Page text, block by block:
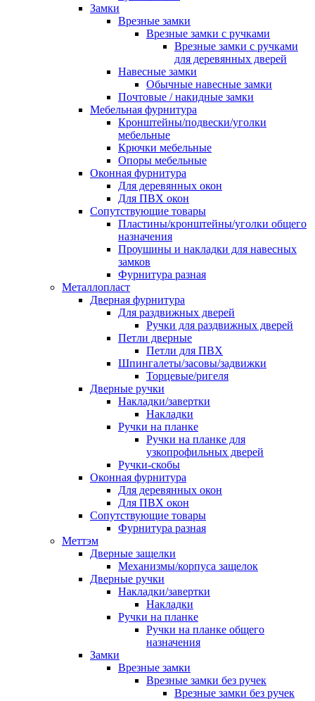
Замки
Врезные замки
Врезные замки с ручками
Врезные замки с ручками
для деревянных дверей
Навесные замки
Обычные навесные замки
Почтовые / накидные замки
Мебельная фурнитура
Кронштейны/подвески/уголки
мебельные
Крючки мебельные
Опоры мебельные
Оконная фурнитура
Для деревянных окон
Для ПВХ окон
Сопутствующие товары
Пластины/кронштейны/уголки общего
назначения
Проушины и накладки для навесных
замков
Фурнитура разная
Металлопласт
Дверная фурнитура
Для раздвижных дверей
Ручки для раздвижных дверей
Петли дверные
Петли для ПВХ
Шпингалеты/засовы/задвижки
Торцевые/ригеля
Дверные ручки
Накладки/завертки
Накладки
Ручки на планке
Ручки на планке для
узкопрофильных дверей
Ручки-скобы
Оконная фурнитура
Для деревянных окон
Для ПВХ окон
Сопутствующие товары
Фурнитура разная
Меттэм
Дверные защелки
Механизмы/корпуса защелок
Дверные ручки
Накладки/завертки
Накладки
Ручки на планке
Ручки на планке общего
назначения
Замки
Врезные замки
Врезные замки без ручек
Врезные замки без ручек